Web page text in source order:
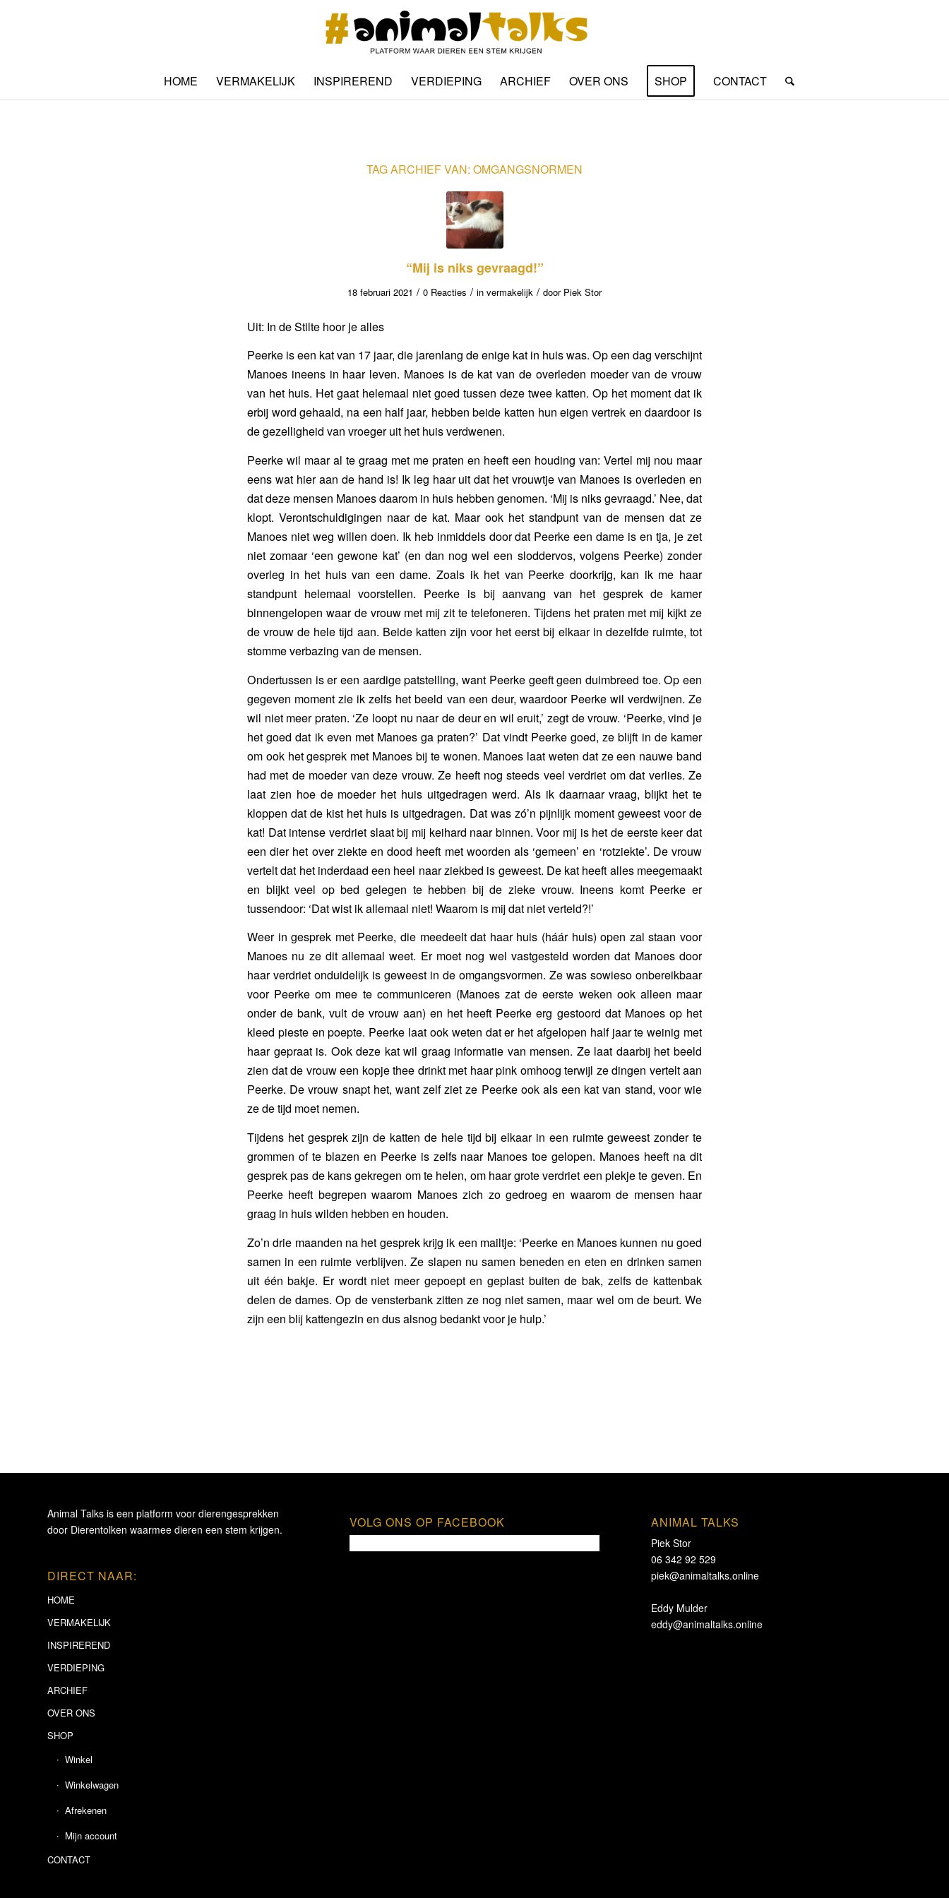
HOME VERMAKELIJK INSPIREREND VERDIEPING ARCHIEF OVER ONS SHOP CONTACT
TAG ARCHIEF VAN: OMGANGSNORMEN
“Mij is niks gevraagd!”
18 februari 2021 / 0 Reacties / in vermakelijk / door Piek Stor
Uit: In de Stilte hoor je alles
Peerke is een kat van 17 jaar, die jarenlang de enige kat in huis was. Op een dag verschijnt
Manoes ineens in haar leven. Manoes is de kat van de overleden moeder van de vrouw
van het huis. Het gaat helemaal niet goed tussen deze twee katten. Op het moment dat ik
erbij word gehaald, na een half jaar, hebben beide katten hun eigen vertrek en daardoor is
de gezelligheid van vroeger uit het huis verdwenen.
Peerke wil maar al te graag met me praten en heeft een houding van: Vertel mij nou maar
eens wat hier aan de hand is! Ik leg haar uit dat het vrouwtje van Manoes is overleden en
dat deze mensen Manoes daarom in huis hebben genomen. ‘Mij is niks gevraagd.’ Nee, dat
klopt. Verontschuldigingen naar de kat. Maar ook het standpunt van de mensen dat ze
Manoes niet weg willen doen. Ik heb inmiddels door dat Peerke een dame is en tja, je zet
niet zomaar ‘een gewone kat’ (en dan nog wel een sloddervos, volgens Peerke) zonder
overleg in het huis van een dame. Zoals ik het van Peerke doorkrijg, kan ik me haar
standpunt helemaal voorstellen. Peerke is bij aanvang van het gesprek de kamer
binnengelopen waar de vrouw met mij zit te telefoneren. Tijdens het praten met mij kijkt ze
de vrouw de hele tijd aan. Beide katten zijn voor het eerst bij elkaar in dezelfde ruimte, tot
stomme verbazing van de mensen.
Ondertussen is er een aardige patstelling, want Peerke geeft geen duimbreed toe. Op een
gegeven moment zie ik zelfs het beeld van een deur, waardoor Peerke wil verdwijnen. Ze
wil niet meer praten. ‘Ze loopt nu naar de deur en wil eruit,’ zegt de vrouw. ‘Peerke, vind je
het goed dat ik even met Manoes ga praten?’ Dat vindt Peerke goed, ze blijft in de kamer
om ook het gesprek met Manoes bij te wonen. Manoes laat weten dat ze een nauwe band
had met de moeder van deze vrouw. Ze heeft nog steeds veel verdriet om dat verlies. Ze
laat zien hoe de moeder het huis uitgedragen werd. Als ik daarnaar vraag, blijkt het te
kloppen dat de kist het huis is uitgedragen. Dat was zó’n pijnlijk moment geweest voor de
kat! Dat intense verdriet slaat bij mij keihard naar binnen. Voor mij is het de eerste keer dat
een dier het over ziekte en dood heeft met woorden als ‘gemeen’ en ‘rotziekte’. De vrouw
vertelt dat het inderdaad een heel naar ziekbed is geweest. De kat heeft alles meegemaakt
en blijkt veel op bed gelegen te hebben bij de zieke vrouw. Ineens komt Peerke er
tussendoor: ‘Dat wist ik allemaal niet! Waarom is mij dat niet verteld?!’
Weer in gesprek met Peerke, die meedeelt dat haar huis (háár huis) open zal staan voor
Manoes nu ze dit allemaal weet. Er moet nog wel vastgesteld worden dat Manoes door
haar verdriet onduidelijk is geweest in de omgangsvormen. Ze was sowieso onbereikbaar
voor Peerke om mee te communiceren (Manoes zat de eerste weken ook alleen maar
onder de bank, vult de vrouw aan) en het heeft Peerke erg gestoord dat Manoes op het
kleed pieste en poepte. Peerke laat ook weten dat er het afgelopen half jaar te weinig met
haar gepraat is. Ook deze kat wil graag informatie van mensen. Ze laat daarbij het beeld
zien dat de vrouw een kopje thee drinkt met haar pink omhoog terwijl ze dingen vertelt aan
Peerke. De vrouw snapt het, want zelf ziet ze Peerke ook als een kat van stand, voor wie
ze de tijd moet nemen.
Tijdens het gesprek zijn de katten de hele tijd bij elkaar in een ruimte geweest zonder te
grommen of te blazen en Peerke is zelfs naar Manoes toe gelopen. Manoes heeft na dit
gesprek pas de kans gekregen om te helen, om haar grote verdriet een plekje te geven. En
Peerke heeft begrepen waarom Manoes zich zo gedroeg en waarom de mensen haar
graag in huis wilden hebben en houden.
Zo’n drie maanden na het gesprek krijg ik een mailtje: ‘Peerke en Manoes kunnen nu goed
samen in een ruimte verblijven. Ze slapen nu samen beneden en eten en drinken samen
uit één bakje. Er wordt niet meer gepoept en geplast buiten de bak, zelfs de kattenbak
delen de dames. Op de vensterbank zitten ze nog niet samen, maar wel om de beurt. We
zijn een blij kattengezin en dus alsnog bedankt voor je hulp.’
Animal Talks is een platform voor dierengesprekken
door Dierentolken waarmee dieren een stem krijgen.
DIRECT NAAR:
HOME
VERMAKELIJK
INSPIREREND
VERDIEPING
ARCHIEF
OVER ONS
SHOP
Winkel
Winkelwagen
Afrekenen
Mijn account
CONTACT
VOLG ONS OP FACEBOOK ANIMAL TALKS
Piek Stor
06 342 92 529
piek@animaltalks.online
Eddy Mulder
eddy@animaltalks.online